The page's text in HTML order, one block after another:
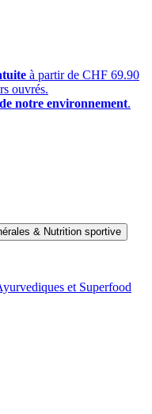
à partir de CHF 69.90
ouvrés.
notre environnement.
et Superfood